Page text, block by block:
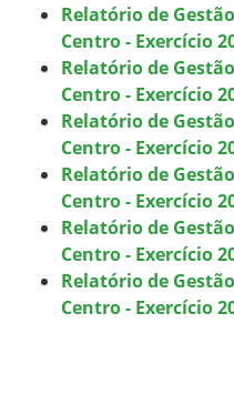
Relatório de
Centro - Exercício
Relatório de
Centro - Exercício
Relatório de
Centro - Exercício
Relatório de
Centro - Exercício
Relatório de
Centro - Exercício
Relatório de
Centro - Exercício